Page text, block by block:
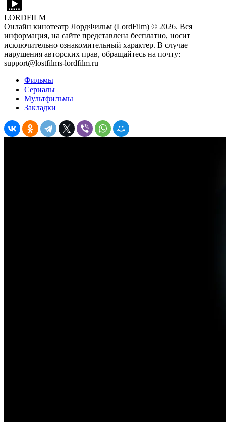
LORDFILM
Онлайн кинотеатр ЛордФильм (LordFilm) © 2026. Вся
информация, на сайте представлена бесплатно, носит
исключительно ознакомительный характер. В случае
нарушения авторских прав, обращайтесь на почту:
support@lostfilms-lordfilm.ru
Фильмы
Сериалы
Мультфильмы
Закладки